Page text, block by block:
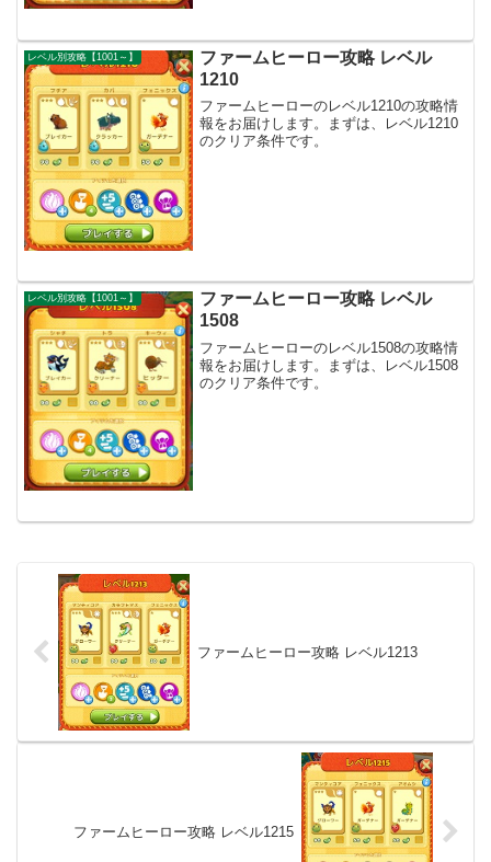
レベル別攻略【1001～】
ファームヒーロー攻略 レベル
1210
ファームヒーローのレベル1210の攻略情
報をお届けします。まずは、レベル1210
のクリア条件です。
レベル別攻略【1001～】
ファームヒーロー攻略 レベル
1508
ファームヒーローのレベル1508の攻略情
報をお届けします。まずは、レベル1508
のクリア条件です。
ファームヒーロー攻略 レベル1213
ファームヒーロー攻略 レベル1215